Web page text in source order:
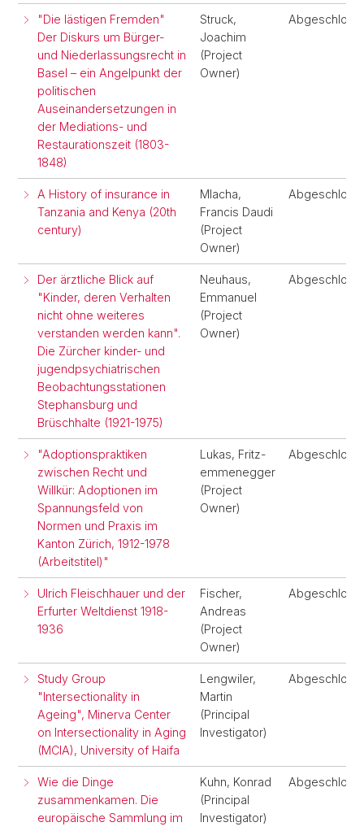
"Die lästigen Fremden"
Der Diskurs um Bürger-
und Niederlassungsrecht in
Basel – ein Angelpunkt der
politischen
Auseinandersetzungen in
der Mediations- und
Restaurationszeit (1803-
1848)
Struck,
Joachim
(Project
Owner)
A History of insurance in
Tanzania and Kenya (20th
century)
Mlacha,
Francis Daudi
(Project
Owner)
Der ärztliche Blick auf
"Kinder, deren Verhalten
nicht ohne weiteres
verstanden werden kann".
Die Zürcher kinder- und
jugendpsychiatrischen
Beobachtungsstationen
Stephansburg und
Brüschhalte (1921-1975)
Neuhaus,
Emmanuel
(Project
Owner)
"Adoptionspraktiken
zwischen Recht und
Willkür: Adoptionen im
Spannungsfeld von
Normen und Praxis im
Kanton Zürich, 1912-1978
(Arbeitstitel)"
Lukas, Fritz-
emmenegger
(Project
Owner)
Ulrich Fleischhauer und der
Erfurter Weltdienst 1918-
1936
Fischer,
Andreas
(Project
Owner)
Study Group
"Intersectionality in
Ageing", Minerva Center
on Intersectionality in Aging
(MCIA), University of Haifa
Lengwiler,
Martin
(Principal
Investigator)
Wie die Dinge
zusammenkamen. Die
europäische Sammlung im
Kuhn, Konrad
(Principal
Investigator)